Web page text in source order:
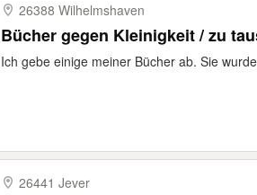
26388 Wilhelmshaven
Bücher gegen Kleinigkeit / zu
Ich gebe einige meiner Bücher ab. Sie
26441 Jever